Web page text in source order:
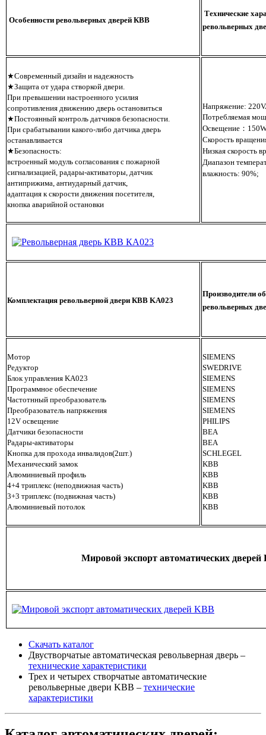
Особенности револьверных дверей КВВ
Технические
револьверных
★Современный дизайн и надежность
★Защита от удара створкой двери.
При превышении настроенного усилия
сопротивления движению дверь остановиться
★Постоянный контроль датчиков безопасности.
При срабатывании какого-либо датчика дверь
останавливается
★Безопасность:
встроенный модуль согласования с пожарной
сигнализацией, радары-активаторы, датчик
антиприжима, антиударный датчик,
адаптация к скорости движения посетителя,
кнопка аварийной остановки
Напряжение:
Потребляемая
Освещение：
Скорость
Низкая скорость
Диапазон
влажность: 90%;
Комплектация револьверной двери КВВ KA023
Производители
револьверных
Мотор
Редуктор
Блок управления KA023
Программное обеспечение
Частотнный преобразователь
Преобразователь напряжения
12V освещение
Датчики безопасности
Радары-активаторы
Кнопка для прохода инвалидов(2шт.)
Механический замок
Алюминиевый профиль
4+4 триплекс (неподвижная часть)
3+3 триплекс (подвижная часть)
Алюминиевый потолок
SIEMENS
SWEDRIVE
SIEMENS
SIEMENS
SIEMENS
SIEMENS
PHILIPS
BEA
BEA
SCHLEGEL
KBB
KBB
KBB
KBB
KBB
Мировой экспорт автоматических дверей
Скачать каталог
Двустворчатые автоматическая револьверная дверь –
технические характеристики
Трех и четырех створчатые автоматические
револьверные двери KBB – технические
характеристики